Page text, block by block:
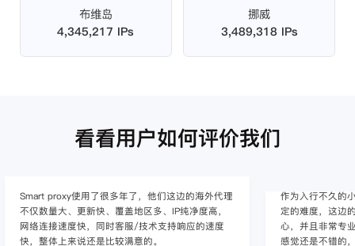
布维岛
4,345,217 IPs
挪威
3,489,318 IPs
看看用户如何评价我们
Smart proxy使用了很多年了，他们这边的海外代理
不仅数量大、更新快、覆盖地区多、IP纯净度高，
网络连接速度快，同时客服/技术支持响应的速度
快，整体上来说还是比较满意的。
作为入行不久的
定的难度，这边
心，并且非常专
感觉还是不错的